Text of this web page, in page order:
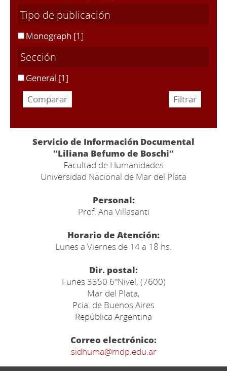
Tipo de publicación
Monograph [1]
Sección
General [1]
Servicio de Información Documental
"Liliana Befumo de Boschi"
Facultad de Humanidades
Universidad Nacional de Mar del Plata
Personal:
Prof. Ana Villasanti
Horario de Atención:
Lunes a Viernes de 14 a 18 hs.
Dir. postal:
Funes 3350 6ºNivel, (7600)
Mar del Plata,
Pcia. de Buenos Aires
República Argentina
Correo electrónico:
sidhuma@mdp.edu.ar